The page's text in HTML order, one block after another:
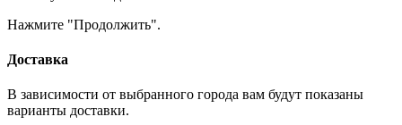
Нажмите "Продолжить".
Доставка
В зависимости от выбранного города вам будут показаны
варианты доставки.